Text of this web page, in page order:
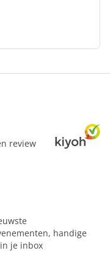
review
handige
je inbox